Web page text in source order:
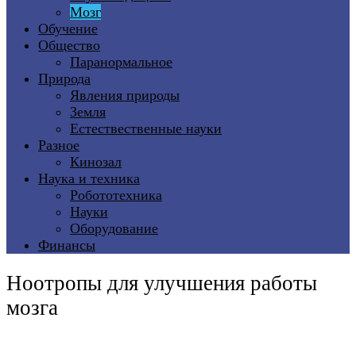
Мозг
Обучение
Общество
Паранормальное
Природа
Явления природы
Земля
Естествественные науки
Разное
Кинозал
Наука и техника
Робототехника
Науки
Оборудование
Финансы
Ноотропы для улучшения работы
мозга